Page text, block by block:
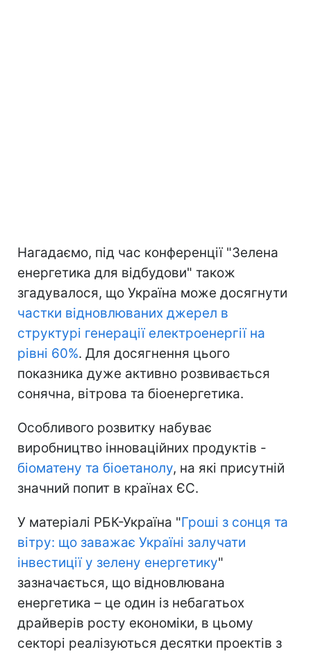
Нагадаємо, під час конференції "Зелена
енергетика для відбудови" також
згадувалося, що Україна може досягнути
частки відновлюваних джерел в
структурі генерації електроенергії на
рівні 60%. Для досягнення цього
показника дуже активно розвивається
сонячна, вітрова та біоенергетика.
Особливого розвитку набуває
виробництво інноваційних продуктів -
біоматену та біоетанолу, на які присутній
значний попит в країнах ЄС.
У матеріалі РБК-Україна "Гроші з сонця та
вітру: що заважає Україні залучати
інвестиції у зелену енергетику"
зазначається, що відновлювана
енергетика – це один із небагатьох
драйверів росту економіки, в цьому
секторі реалізуються десятки проектів з